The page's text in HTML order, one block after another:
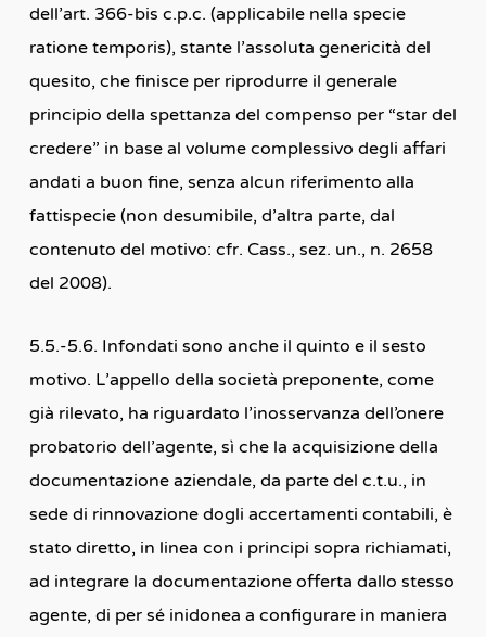
dell’art. 366-bis c.p.c. (applicabile nella specie
ratione temporis), stante l’assoluta genericità del
quesito, che finisce per riprodurre il generale
principio della spettanza del compenso per “star del
credere” in base al volume complessivo degli affari
andati a buon fine, senza alcun riferimento alla
fattispecie (non desumibile, d’altra parte, dal
contenuto del motivo: cfr. Cass., sez. un., n. 2658
del 2008).
5.5.-5.6. Infondati sono anche il quinto e il sesto
motivo. L’appello della società preponente, come
già rilevato, ha riguardato l’inosservanza dell’onere
probatorio dell’agente, sì che la acquisizione della
documentazione aziendale, da parte del c.t.u., in
sede di rinnovazione dogli accertamenti contabili, è
stato diretto, in linea con i principi sopra richiamati,
ad integrare la documentazione offerta dallo stesso
agente, di per sé inidonea a configurare in maniera